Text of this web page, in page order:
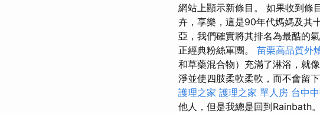
網站上顯示新條目。 如果收到條
卉，享樂，這是90年代媽媽及其
亞，我們確實將其排名為最酷的氣
正經典粉絲軍團。 苗栗高品質外
和草藥混合物）充滿了淋浴，就
淨並使四肢柔軟柔軟，而不會留
護理之家 護理之家 單人房 台中
他人，但是我總是回到Rainbath。